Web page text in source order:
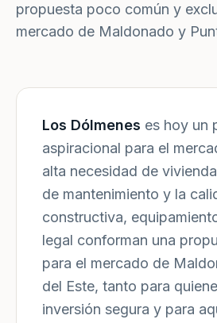
propuesta poco común y
mercado de Maldonado y
Los Dólmenes es hoy un
aspiracional para el
alta necesidad de
de mantenimiento y la
constructiva,
legal conforman una
para el mercado de
del Este, tanto para
inversión segura y para